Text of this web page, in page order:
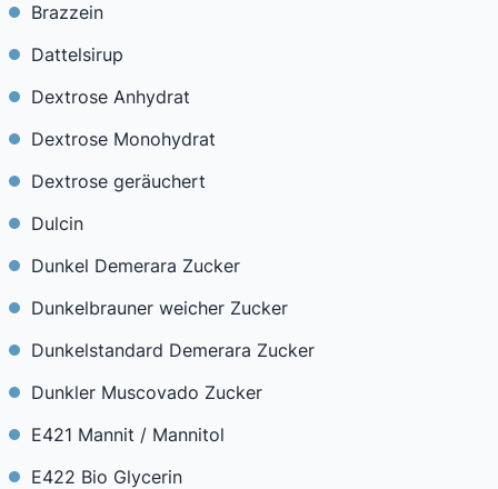
Brazzein
Dattelsirup
Dextrose Anhydrat
Dextrose Monohydrat
Dextrose geräuchert
Dulcin
Dunkel Demerara Zucker
Dunkelbrauner weicher Zucker
Dunkelstandard Demerara Zucker
Dunkler Muscovado Zucker
E421 Mannit / Mannitol
E422 Bio Glycerin